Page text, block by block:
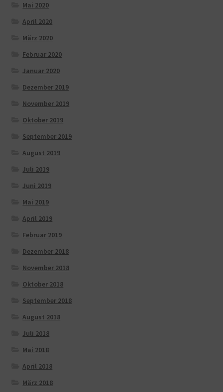
Mai 2020
April 2020
März 2020
Februar 2020
Januar 2020
Dezember 2019
November 2019
Oktober 2019
September 2019
August 2019
Juli 2019
Juni 2019
Mai 2019
April 2019
Februar 2019
Dezember 2018
November 2018
Oktober 2018
September 2018
August 2018
Juli 2018
Mai 2018
April 2018
März 2018